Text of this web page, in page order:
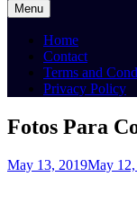
Menu
Home
Contact
Terms and
Privacy Policy
Fotos Para
May 13, 2019May